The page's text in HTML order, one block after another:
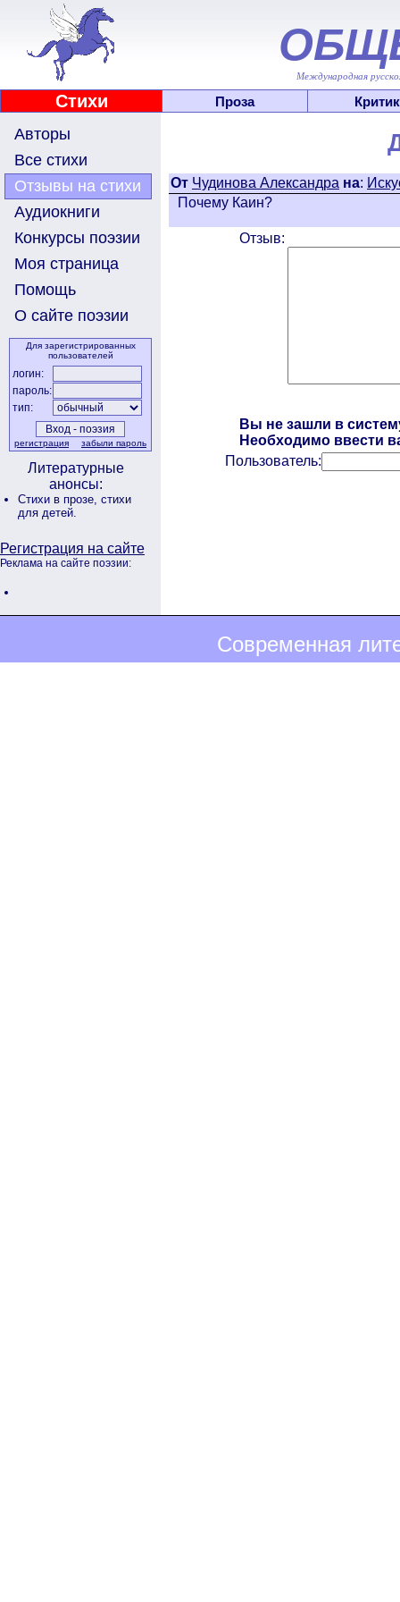
Международная
Стихи Проза
Авторы
Все стихи
Отзывы на стихи
Аудиокниги
Конкурсы поэзии
Моя страница
Помощь
О сайте поэзии
Для зарегистрированных
пользователей
логин:
пароль:
тип:
регистрация забыли пароль
Литературные
анонсы:
Стихи в прозе, стихи
для детей.
Регистрация на сайте
Реклама на сайте поэзии:
От Чудинова Александра на:
Почему Каин?
Отзыв:
Вы не зашли в
Необходимо ввести
Пользователь:
Современная